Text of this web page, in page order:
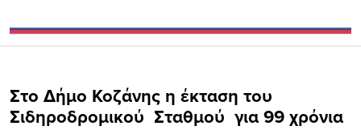
Στο Δήμο Κοζάνης η έκταση του
Σιδηροδρομικού Σταθμού για 99 χρόνια